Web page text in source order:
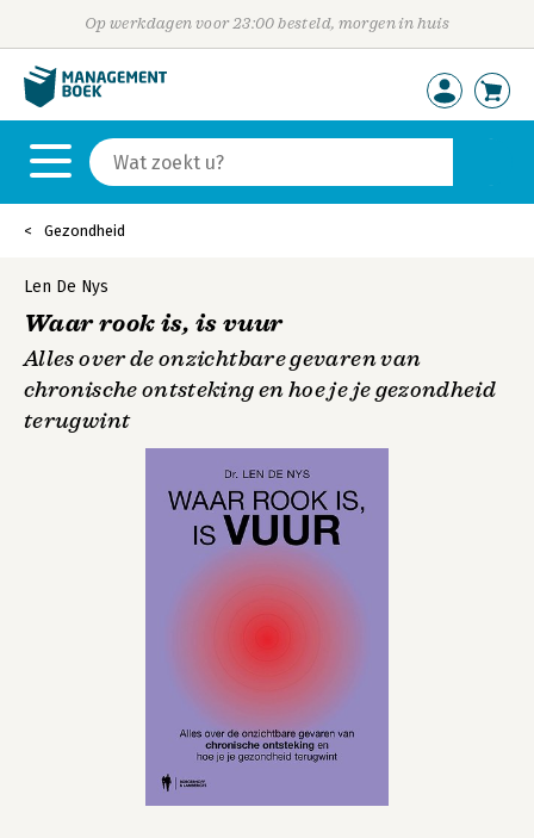
Op werkdagen voor 23:00 besteld, morgen in huis
Gezondheid
Len De Nys
Waar rook is, is vuur
Alles over de onzichtbare gevaren van
chronische ontsteking en hoe je je gezondheid
terugwint